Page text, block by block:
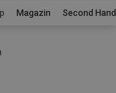
Magazin Second Hand